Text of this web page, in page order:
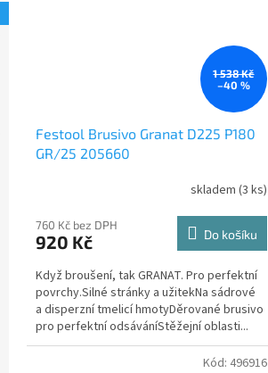
1 538 Kč
–40 %
Festool Brusivo Granat D225 P180
GR/25 205660
skladem (3 ks)
760 Kč bez DPH
920 Kč Do košíku
Když broušení, tak GRANAT. Pro perfektní
povrchy.Silné stránky a užitekNa sádrové
a disperzní tmelicí hmotyDěrované brusivo
pro perfektní odsáváníStěžejní oblasti...
Kód: 496916